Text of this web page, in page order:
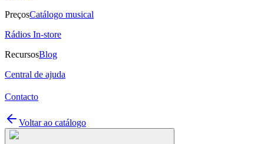
PreçosCatálogo musical
Rádios In-store
RecursosBlog
Central de ajuda
Contacto
Voltar ao catálogo